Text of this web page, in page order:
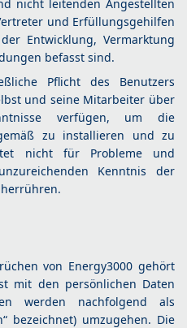
nicht leitenden Angestellten
und Erfüllungsgehilfen
Entwicklung, Vermarktung
befasst sind.
Pflicht des Benutzers
und seine Mitarbeiter über
verfügen, um die
zu installieren und zu
nicht für Probleme und
Kenntnis der
von Energy3000 gehört
mit den persönlichen Daten
werden nachfolgend als
bezeichnet) umzugehen. Die